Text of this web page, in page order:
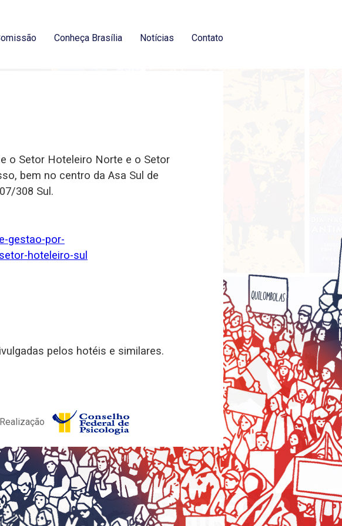
Conheça Brasília Notícias Contato
o Setor Hoteleiro Norte e o Setor
bem no centro da Asa Sul de
308 Sul.
gestao-por-
hoteleiro-sul
pelos hotéis e similares.
Realização